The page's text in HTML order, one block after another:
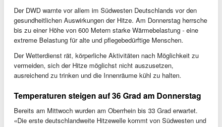
Der DWD warnte vor allem im Südwesten Deutschlands vor den
gesundheitlichen Auswirkungen der Hitze. Am Donnerstag herrsche
bis zu einer Höhe von 600 Metern starke Wärmebelastung - eine
extreme Belastung für alte und pflegebedürftige Menschen.
Der Wetterdienst rät, körperliche Aktivitäten nach Möglichkeit zu
vermeiden, sich der Hitze möglichst nicht auszusetzen,
ausreichend zu trinken und die Innenräume kühl zu halten.
Temperaturen steigen auf 36 Grad am Donnerstag
Bereits am Mittwoch wurden am Oberrhein bis 33 Grad erwartet.
«Die erste deutschlandweite Hitzewelle kommt von Südwesten und